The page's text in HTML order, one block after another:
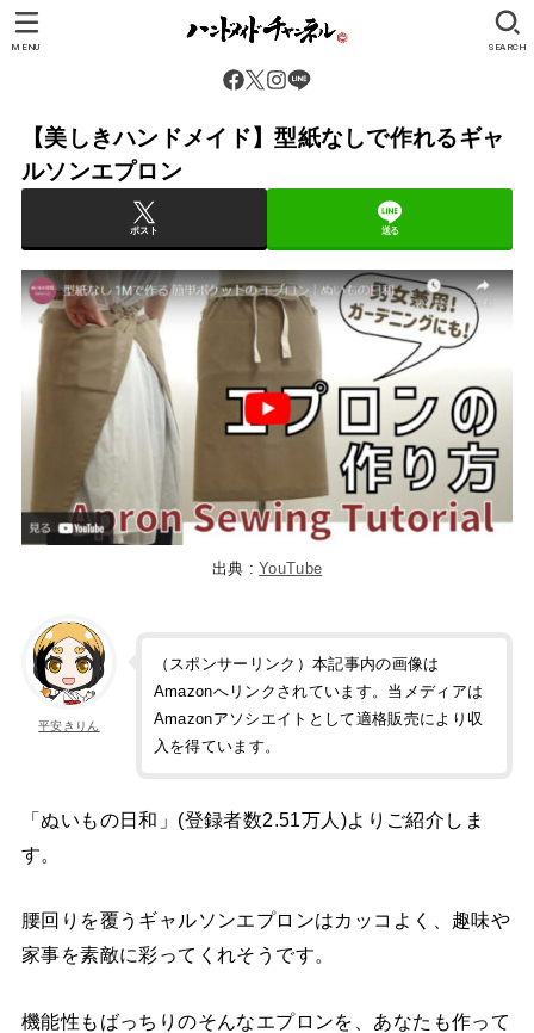
SEARCH
MENU
【美しきハンドメイド】型紙なしで作れるギャ
ルソンエプロン
ポスト 送る
出典 :YouTube
平安きりん
（スポンサーリンク）本記事内の画像は
Amazonへリンクされています。当メディアは
Amazonアソシエイトとして適格販売により収
入を得ています。
「ぬいもの日和」(登録者数2.51万人)よりご紹介しま
す。
腰回りを覆うギャルソンエプロンはカッコよく、趣味や
家事を素敵に彩ってくれそうです。
機能性もばっちりのそんなエプロンを、あなたも作って